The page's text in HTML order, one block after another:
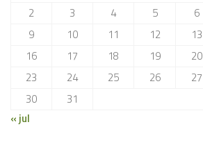
2
3 4 5 6
9
10 11 12 13
16
17 18 19 20
23
24 25 26 27
30
31
« jul